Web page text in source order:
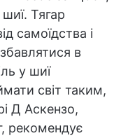
Тягар
самоїдства і
в
у шиї
світ таким,
Д Аскензо,
рекомендує